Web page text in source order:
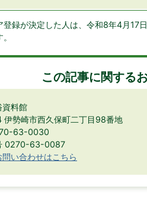
登録が決定した人は、令和8年4月17
この記事に関する
資料館
勢崎市西久保町二丁目98番地
63-0030
0270-63-0087
問い合わせはこちら